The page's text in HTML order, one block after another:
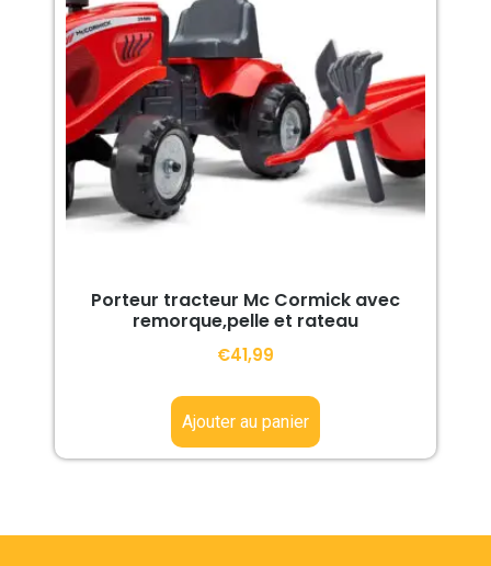
Porteur tracteur Mc Cormick avec
remorque,pelle et rateau
€41,99
Ajouter au panier